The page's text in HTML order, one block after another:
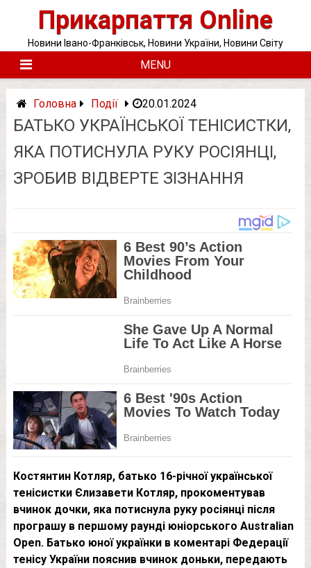
Прикарпаття Online
Новини Івано-Франківськ, Новини України, Новини Світу
MENU
Головна Події 20.01.2024
БАТЬКО УКРАЇНСЬКОЇ ТЕНІСИСТКИ,
ЯКА ПОТИСНУЛА РУКУ РОСІЯНЦІ,
ЗРОБИВ ВІДВЕРТЕ ЗІЗНАННЯ
Костянтин Котляр, батько 16-річної української
тенісистки Єлизавети Котляр, прокоментував
вчинок дочки, яка потиснула руку росіянці після
програшу в першому раунді юніорського Australian
Open. Батько юної українки в коментарі Федерації
тенісу України пояснив вчинок доньки, передають